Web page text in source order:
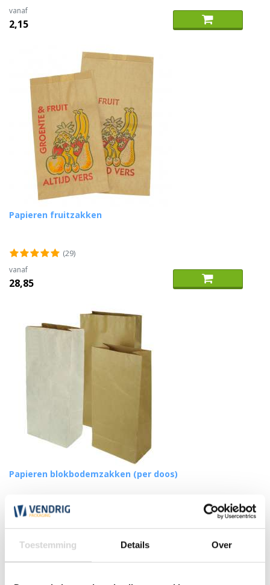
Toestemming Details Over
vanaf
2,15
Papieren fruitzakken
(29)
vanaf
28,85
Papieren blokbodemzakken (per doos)
(31)
vanaf
73,34